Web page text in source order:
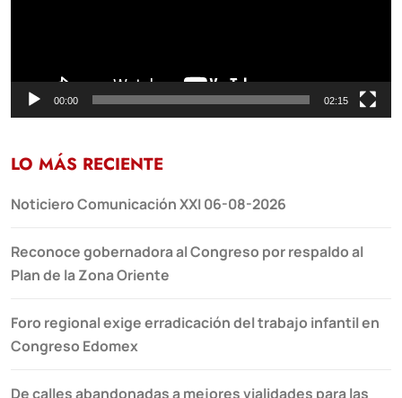
00:00 02:15
LO MÁS RECIENTE
Noticiero Comunicación XXI 06-08-2026
Reconoce gobernadora al Congreso por respaldo al
Plan de la Zona Oriente
Foro regional exige erradicación del trabajo infantil en
Congreso Edomex
De calles abandonadas a mejores vialidades para las